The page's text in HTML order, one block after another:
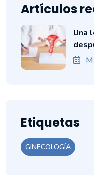
Artículos
Una
Etiquetas
GINECOLOGÍA